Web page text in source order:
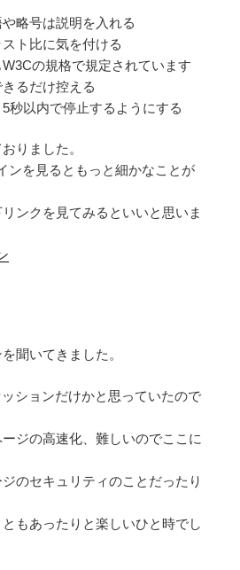
略号は説明を入れる
ト比に気を付ける
の規格で規定されています
るだけ控える
以内で停止するようにする
りました。
ンを見るともっと細かなことが
ンクを見てみるといいと思いま
聞いてきました。
ションだけかと思っていたので
ジの高速化、難しいのでここに
のセキュリティのことだったり
もあったりと楽しいひと時でし